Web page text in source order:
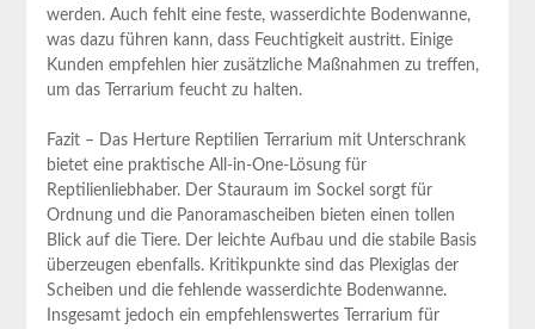
werden. Auch fehlt eine⁣ feste, wasserdichte Bodenwanne,
was dazu führen kann, dass⁤ Feuchtigkeit⁣ austritt. Einige
Kunden empfehlen hier zusätzliche Maßnahmen zu treffen,
um das Terrarium feucht zu halten.
Fazit – Das Herture Reptilien Terrarium mit Unterschrank
bietet eine praktische‌ All-in-One-Lösung‍ für
Reptilienliebhaber. Der Stauraum im ⁣Sockel sorgt für
Ordnung und ⁣die Panoramascheiben bieten einen tollen
Blick auf die Tiere. Der leichte​ Aufbau und die stabile Basis
überzeugen ebenfalls. Kritikpunkte sind das Plexiglas der
Scheiben und die fehlende wasserdichte⁢ Bodenwanne.
Insgesamt jedoch ein empfehlenswertes Terrarium für